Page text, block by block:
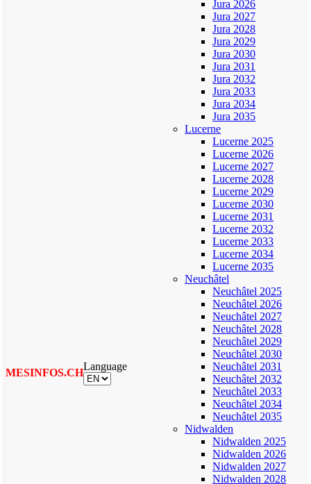
MESINFOS.CH
Language
Jura 2026
Jura 2027
Jura 2028
Jura 2029
Jura 2030
Jura 2031
Jura 2032
Jura 2033
Jura 2034
Jura 2035
Lucerne
Lucerne 2025
Lucerne 2026
Lucerne 2027
Lucerne 2028
Lucerne 2029
Lucerne 2030
Lucerne 2031
Lucerne 2032
Lucerne 2033
Lucerne 2034
Lucerne 2035
Neuchâtel
Neuchâtel 2025
Neuchâtel 2026
Neuchâtel 2027
Neuchâtel 2028
Neuchâtel 2029
Neuchâtel 2030
Neuchâtel 2031
Neuchâtel 2032
Neuchâtel 2033
Neuchâtel 2034
Neuchâtel 2035
Nidwalden
Nidwalden 2025
Nidwalden 2026
Nidwalden 2027
Nidwalden 2028